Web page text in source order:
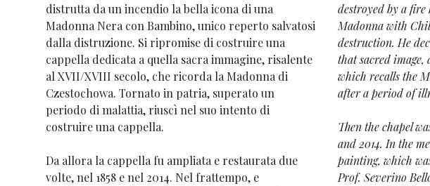
distrutta da un incendio la bella icona di una
Madonna Nera con Bambino, unico reperto salvatosi
dalla distruzione. Si ripromise di costruire una
cappella dedicata a quella sacra immagine, risalente
al XVII/XVIII secolo, che ricorda la Madonna di
Czestochowa. Tornato in patria, superato un
periodo di malattia, riuscì nel suo intento di
costruire una cappella.
Da allora la cappella fu ampliata e restaurata due
volte, nel 1858 e nel 2014. Nel frattempo, e
destroyed by a
Madonna with
destruction. He
that sacred image,
which recalls the
after a period of
Then the chapel
and 2014. In the
painting, which
Prof. Severino